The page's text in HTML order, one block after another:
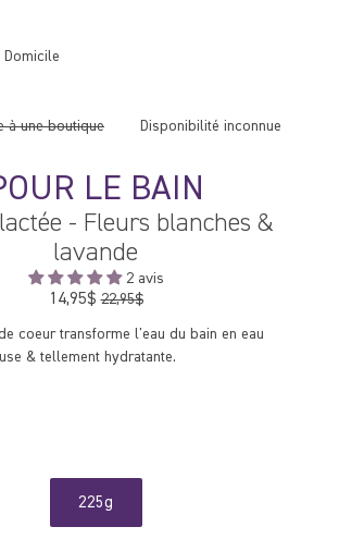
LE BAIN
- Fleurs blanches &
lavande
2 avis
14,95$Prix
22,95$
coeur transforme l'eau du bain en eau
& tellement hydratante.
225g
à une boutique Disponibilité inconnue